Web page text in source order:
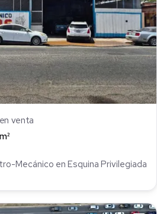
en venta
Mecánico en Esquina Privilegiada